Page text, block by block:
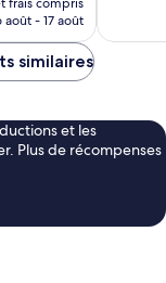
prix
de
août - 17 août
similaires
et les
Plus de récompenses